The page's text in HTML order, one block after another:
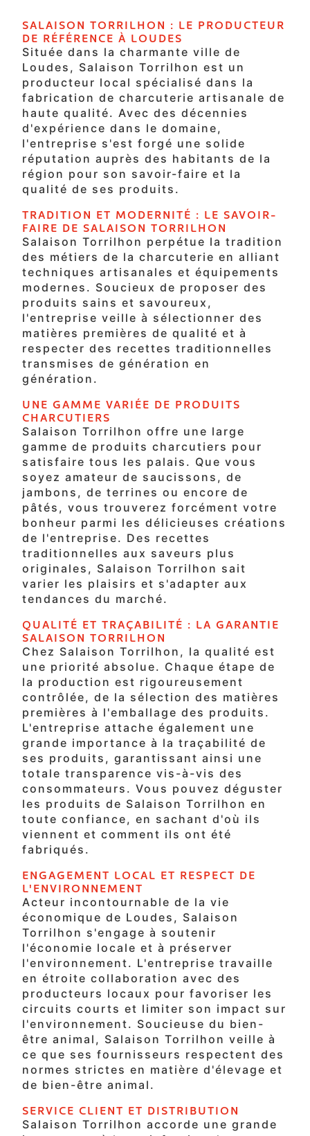
SALAISON TORRILHON : LE PRODUCTEUR
DE RÉFÉRENCE À LOUDES
Située dans la charmante ville de
Loudes, Salaison Torrilhon est un
producteur local spécialisé dans la
fabrication de charcuterie artisanale de
haute qualité. Avec des décennies
d'expérience dans le domaine,
l'entreprise s'est forgé une solide
réputation auprès des habitants de la
région pour son savoir-faire et la
qualité de ses produits.
TRADITION ET MODERNITÉ : LE SAVOIR-
FAIRE DE SALAISON TORRILHON
Salaison Torrilhon perpétue la tradition
des métiers de la charcuterie en alliant
techniques artisanales et équipements
modernes. Soucieux de proposer des
produits sains et savoureux,
l'entreprise veille à sélectionner des
matières premières de qualité et à
respecter des recettes traditionnelles
transmises de génération en
génération.
UNE GAMME VARIÉE DE PRODUITS
CHARCUTIERS
Salaison Torrilhon offre une large
gamme de produits charcutiers pour
satisfaire tous les palais. Que vous
soyez amateur de saucissons, de
jambons, de terrines ou encore de
pâtés, vous trouverez forcément votre
bonheur parmi les délicieuses créations
de l'entreprise. Des recettes
traditionnelles aux saveurs plus
originales, Salaison Torrilhon sait
varier les plaisirs et s'adapter aux
tendances du marché.
QUALITÉ ET TRAÇABILITÉ : LA GARANTIE
SALAISON TORRILHON
Chez Salaison Torrilhon, la qualité est
une priorité absolue. Chaque étape de
la production est rigoureusement
contrôlée, de la sélection des matières
premières à l'emballage des produits.
L'entreprise attache également une
grande importance à la traçabilité de
ses produits, garantissant ainsi une
totale transparence vis-à-vis des
consommateurs. Vous pouvez déguster
les produits de Salaison Torrilhon en
toute confiance, en sachant d'où ils
viennent et comment ils ont été
fabriqués.
ENGAGEMENT LOCAL ET RESPECT DE
L'ENVIRONNEMENT
Acteur incontournable de la vie
économique de Loudes, Salaison
Torrilhon s'engage à soutenir
l'économie locale et à préserver
l'environnement. L'entreprise travaille
en étroite collaboration avec des
producteurs locaux pour favoriser les
circuits courts et limiter son impact sur
l'environnement. Soucieuse du bien-
être animal, Salaison Torrilhon veille à
ce que ses fournisseurs respectent des
normes strictes en matière d'élevage et
de bien-être animal.
SERVICE CLIENT ET DISTRIBUTION
Salaison Torrilhon accorde une grande